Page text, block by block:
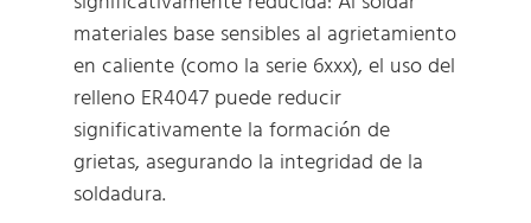
materiales base sensibles al agrietamiento
en caliente (como la serie 6xxx), el uso del
relleno ER4047 puede reducir
significativamente la formación de
grietas, asegurando la integridad de la
soldadura.